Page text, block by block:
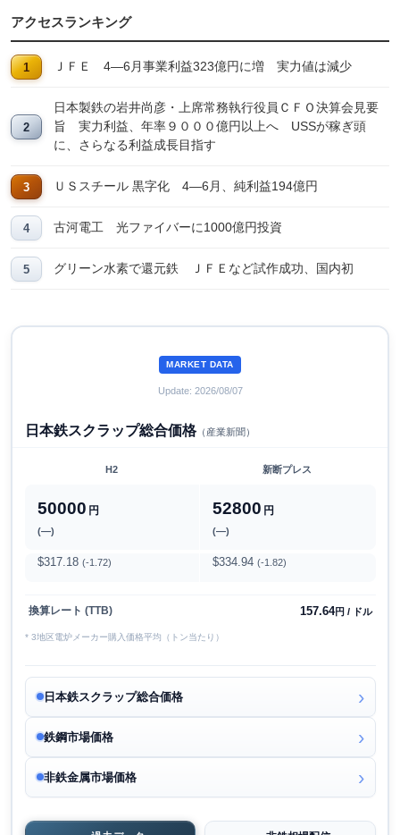
アクセスランキング
ＪＦＥ 4―6月事業利益323億円に増 実力値は減少
日本製鉄の岩井尚彦・上席常務執行役員ＣＦＯ決算会見要
旨 実力利益、年率９０００億円以上へ USSが稼ぎ頭
に、さらなる利益成長目指す
ＵＳスチール 黒字化 4―6月、純利益194億円
古河電工 光ファイバーに1000億円投資
グリーン水素で還元鉄 ＪＦＥなど試作成功、国内初
MARKET DATA
Update: 2026/08/07
日本鉄スクラップ総合価格（産業新聞）
H2 新断プレス
50000 円
(―)
52800 円
(―)
$317.18 (-1.72) $334.94 (-1.82)
換算レート (TTB) 157.64円 / ドル
* 3地区電炉メーカー購入価格平均（トン当たり）
日本鉄スクラップ総合価格
鉄鋼市場価格
非鉄金属市場価格